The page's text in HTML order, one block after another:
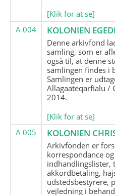
[Klik for at se]
A 004
KOLONIEN
Denne arkivfond
samling, som er
også til, at denne
samlingen findes i
Samlingen er
Allagaateqarfialu /
2014.
[Klik for at se]
A 005
KOLONIEN
Arkivfonden er
korrespondance
indhandlingslister,
akkordbetaling,
udstedsbestyrere,
vejledning i